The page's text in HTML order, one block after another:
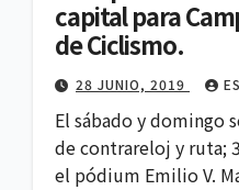
capital para
de Ciclismo.
28 JUNIO, 2019
El sábado y domingo
de contrareloj y ruta;
el pódium Emilio V.